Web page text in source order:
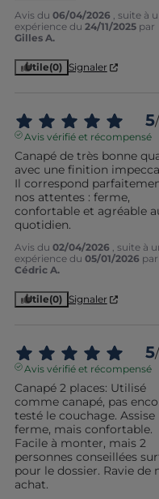
Avis du 06/04/2026 , suite à
expérience du 24/11/2025 par
Gilles A.
Utile(0) Signaler
5/
Avis vérifié et récompensé
Canapé de très bonne
avec une finition
Il correspond
nos attentes : ferme,
confortable et agréable
quotidien.
Avis du 02/04/2026 , suite à
expérience du 05/01/2026 par
Cédric A.
Utile(0) Signaler
5/
Avis vérifié et récompensé
Canapé 2 places: Utilisé
comme canapé, pas
testé le couchage. Assise
ferme, mais confortable.
Facile à monter, mais 2
personnes conseillées
pour le dossier. Ravie de
achat.